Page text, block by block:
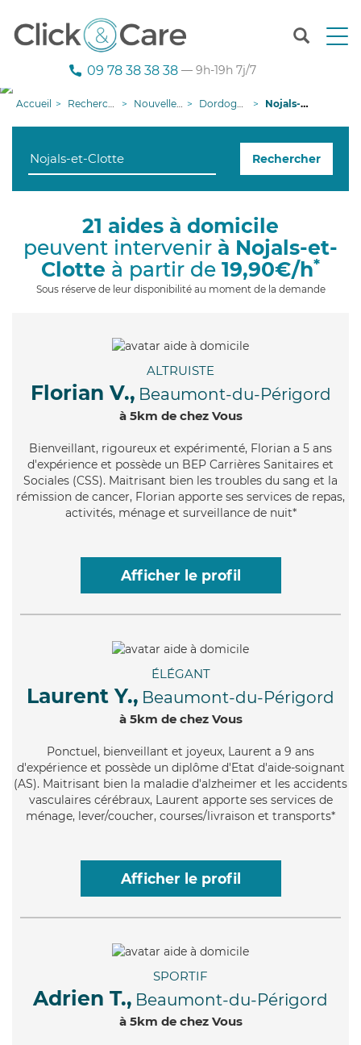
T
n
g
i
09 78 38 38 38 — 9h-19h 7j/7
Accueil Recherche aide à domicile Nouvelle-Aquitaine Dordogne Nojals-et-Clotte
Rechercher
21 aides à domicile
peuvent intervenir à Nojals-et-
Clotte à partir de 19,90€/h*
Sous réserve de leur disponibilité au moment de la demande
ALTRUISTE
Florian V., Beaumont-du-Périgord
à 5km de chez Vous
Bienveillant, rigoureux et expérimenté, Florian a 5 ans
d'expérience et possède un BEP Carrières Sanitaires et
Sociales (CSS). Maitrisant bien les troubles du sang et la
rémission de cancer, Florian apporte ses services de repas,
activités, ménage et surveillance de nuit*
Afficher le profil
ÉLÉGANT
Laurent Y., Beaumont-du-Périgord
à 5km de chez Vous
Ponctuel, bienveillant et joyeux, Laurent a 9 ans
d'expérience et possède un diplôme d'Etat d'aide-soignant
(AS). Maitrisant bien la maladie d'alzheimer et les accidents
vasculaires cérébraux, Laurent apporte ses services de
ménage, lever/coucher, courses/livraison et transports*
Afficher le profil
SPORTIF
Adrien T., Beaumont-du-Périgord
à 5km de chez Vous